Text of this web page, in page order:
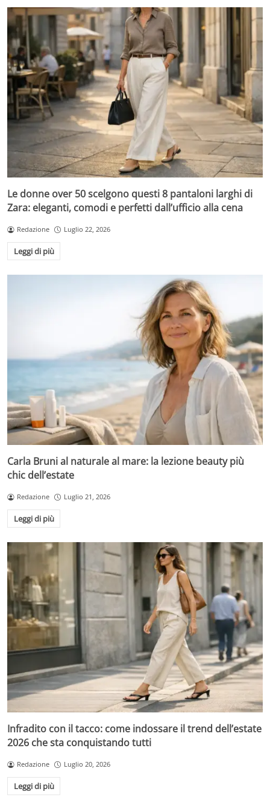
Le donne over 50 scelgono questi 8 pantaloni larghi di
Zara: eleganti, comodi e perfetti dall’ufficio alla cena
Redazione Luglio 22, 2026
Leggi di più
Carla Bruni al naturale al mare: la lezione beauty più
chic dell’estate
Redazione Luglio 21, 2026
Leggi di più
Infradito con il tacco: come indossare il trend dell’estate
2026 che sta conquistando tutti
Redazione Luglio 20, 2026
Leggi di più